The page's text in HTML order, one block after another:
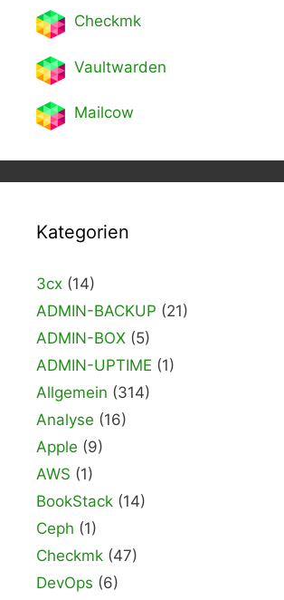
Checkmk
Vaultwarden
Mailcow
Kategorien
3cx (14)
ADMIN-BACKUP (21)
ADMIN-BOX (5)
ADMIN-UPTIME (1)
Allgemein (314)
Analyse (16)
Apple (9)
AWS (1)
BookStack (14)
Ceph (1)
Checkmk (47)
DevOps (6)